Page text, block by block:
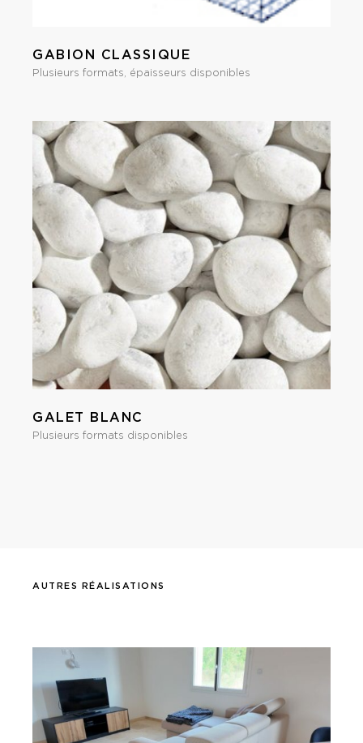
GABION CLASSIQUE
Plusieurs formats, épaisseurs disponibles
GALET BLANC
Plusieurs formats disponibles
AUTRES RÉALISATIONS